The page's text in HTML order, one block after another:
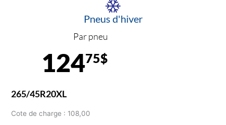
Pneus d'hiver
Par pneu
12475$
265/45R20XL
Cote de charge : 108,00